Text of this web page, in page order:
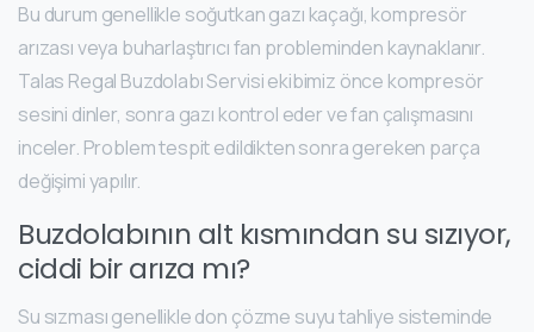
Bu durum genellikle soğutkan gazı kaçağı, kompresör
arızası veya buharlaştırıcı fan probleminden kaynaklanır.
Talas Regal Buzdolabı Servisi ekibimiz önce kompresör
sesini dinler, sonra gazı kontrol eder ve fan çalışmasını
inceler. Problem tespit edildikten sonra gereken parça
değişimi yapılır.
Buzdolabının alt kısmından su sızıyor,
ciddi bir arıza mı?
Su sızması genellikle don çözme suyu tahliye sisteminde